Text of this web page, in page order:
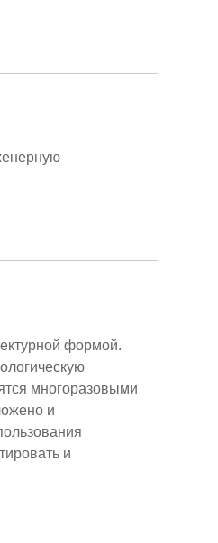
формой.
многоразовыми
и
и